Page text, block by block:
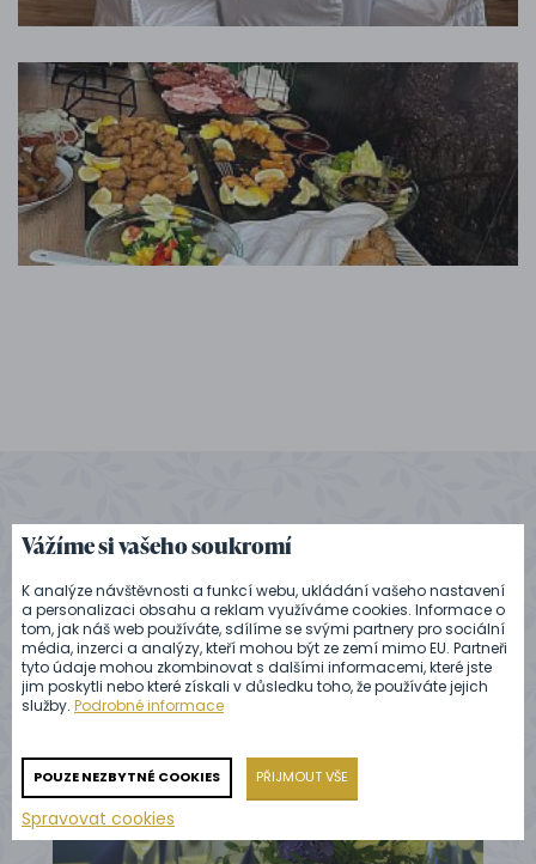
Podívejte se na další reference
na náš catering
Vážíme si vašeho soukromí
K analýze návštěvnosti a funkcí webu, ukládání vašeho nastavení
a personalizaci obsahu a reklam využíváme cookies. Informace o
tom, jak náš web používáte, sdílíme se svými partnery pro sociální
média, inzerci a analýzy, kteří mohou být ze zemí mimo EU. Partneři
tyto údaje mohou zkombinovat s dalšími informacemi, které jste
jim poskytli nebo které získali v důsledku toho, že používáte jejich
služby.Podrobné informace
POUZE NEZBYTNÉ COOKIES PŘIJMOUT VŠE
Spravovat cookies